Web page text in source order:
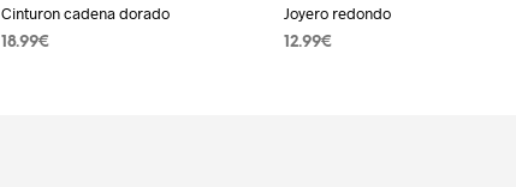
Cinturon cadena dorado
18.99€
Joyero redondo
12.99€